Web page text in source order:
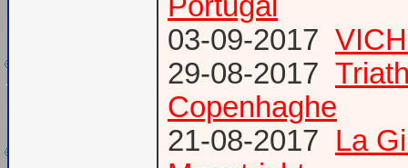
03-09-2017
29-08-2017
Copenhaghe
21-08-2017 La